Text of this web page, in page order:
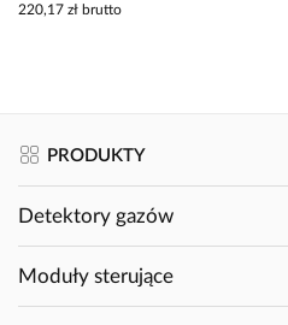
220,17 zł brutto
PRODUKTY
Detektory gazów
Moduły sterujące